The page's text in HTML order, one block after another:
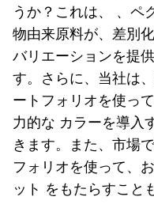
うか？これは、 、ペ
物由来原料が、差別
バリエーションを提
す。さらに、当社は
ートフォリオを使っ
力的な カラーを導入
きます。また、市場
フォリオを使って、
ット をもたらすこと